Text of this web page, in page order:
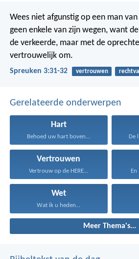
Wees niet afgunstig op een man
geen enkele van zijn wegen, want de
de verkeerde, maar met de
vertrouwelijk om.
Spreuken 3:31-32 vertrouwen
Gerelateerde onderwerpen
Hart
Behoed uw hart boven... De
Vertrouwen
Vertrouw op de HERE...
Wet
Wat ik u heden...
Meer Thema's...